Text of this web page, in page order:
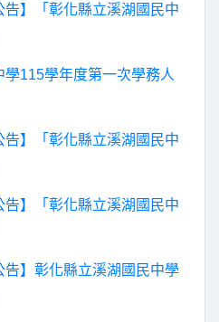
告】「彰化縣立溪湖國民中
115學年度第一次學務人
告】「彰化縣立溪湖國民中
告】「彰化縣立溪湖國民中
告】彰化縣立溪湖國民中學